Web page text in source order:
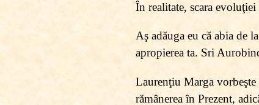
În realitate, scara
Aş adăuga eu că abia de
apropierea ta. Sri
Laurenţiu Marga vorbeşte
rămânerea în Prezent,